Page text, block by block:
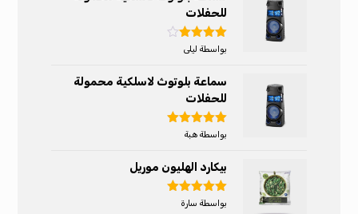
للحفلات
تم التقييم
بواسطة ليلى
سماعة بلوتوث لاسلكية محمولة
للحفلات
تم التقييم
بواسطة هبة
بيكارد الهليون موريل
تم التقييم
بواسطة سارة